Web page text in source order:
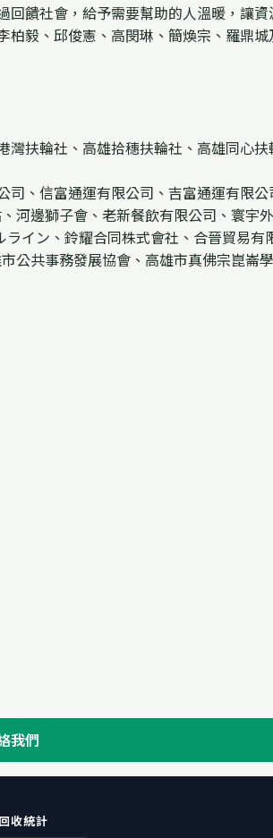
社會，給予需要幫助的人溫暖，讓
柏毅、邱俊憲、高閔琳、簡煥宗、羅
扶輪社、高雄拾穗扶輪社、高雄同心扶
信富通運有限公司、吉富通運有限
邊獅子會、老新餐飲有限公司、寰宇
イン、鈴耀合同株式會社、合晉貿易
公共事務發展協會、高雄市真佛宗崑崙
我們
回收統計